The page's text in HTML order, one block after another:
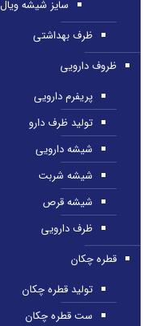
سایز شیشه ویال
ظرف بهداشتی
ظروف دارویی
پریفرم دارویی
تولید ظرف دارو
شیشه دارویی
شیشه شربت
شیشه قرص
ظرف دارویی
قطره چکان
تولید قطره چکان
ست قطره چکان